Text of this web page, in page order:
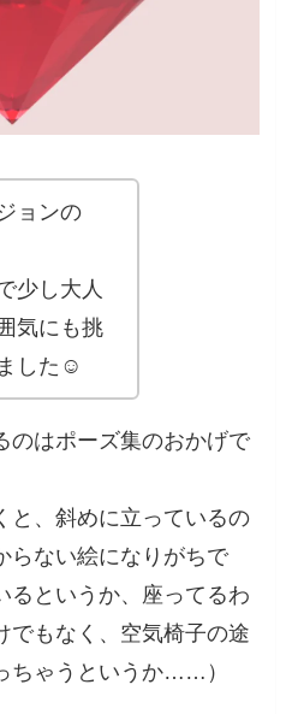
ョンの
少し大人
気にも挑
した☺️
のはポーズ集のおかげで
と、斜めに立っているの
らない絵になりがちで
るというか、座ってるわ
でもなく、空気椅子の途
ちゃうというか……）